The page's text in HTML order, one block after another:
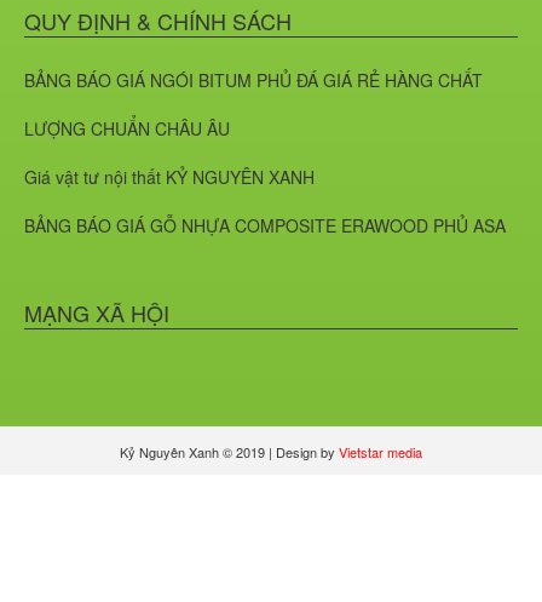
PVC VÂN ĐÁ MÃ 8607
Giới thiệu về Ván OSB và Ván Gỗ
Dăm Định Hướng
Tấm Cemboard là gì?
QUY ĐỊNH & CHÍNH SÁCH
BẢNG BÁO GIÁ NGÓI BITUM PHỦ ĐÁ GIÁ RẺ HÀNG CHẤT
LƯỢNG CHUẨN CHÂU ÂU
Giá vật tư nội thất KỶ NGUYÊN XANH
BẢNG BÁO GIÁ GỖ NHỰA COMPOSITE ERAWOOD PHỦ ASA
MẠNG XÃ HỘI
Kỷ Nguyên Xanh © 2019 | Design by Vietstar media